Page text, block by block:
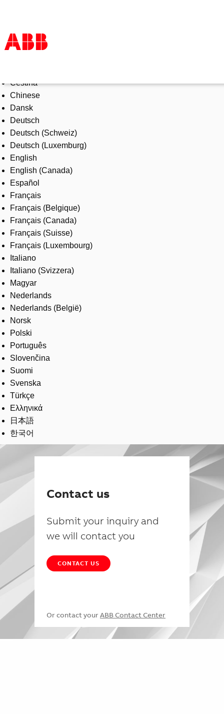
Products & Solutions
Industries
Services
About us
Where to buy
Contact us
Careers
Čeština
Chinese
Dansk
Deutsch
Deutsch (Schweiz)
Deutsch (Luxemburg)
English
English (Canada)
Español
Français
Français (Belgique)
Français (Canada)
Français (Suisse)
Français (Luxembourg)
Italiano
Italiano (Svizzera)
Magyar
Nederlands
Nederlands (België)
Norsk
Polski
Português
Slovenčina
Suomi
Svenska
Türkçe
Ελληνικά
日本語
한국어
Contact us
Submit your inquiry and
we will contact you
CONTACT US
Or contact your ABB Contact Center